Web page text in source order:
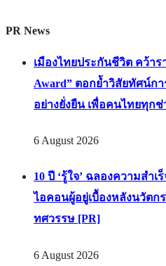
PR News
เมืองไทยประกันชีวิต คว้าร
Award” ตอกย้ำวิสัยทัศน์ก
อย่างยั่งยืน เพื่อคนไทยทุกช่
6 August 2026
10 ปี ‘รู้ใจ’ ฉลองความสำเ
ไอคอนผู้อยู่เบื้องหลังนวัต
ทศวรรษ [PR]
6 August 2026